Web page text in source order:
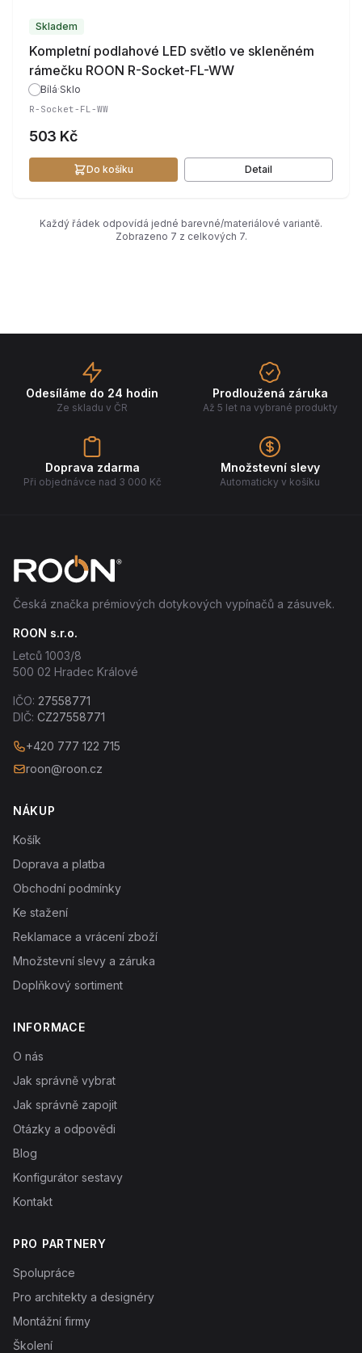
Skladem
Kompletní podlahové LED světlo ve skleněném
rámečku ROON R-Socket-FL-WW
Bílá·Sklo
R-Socket-FL-WW
503 Kč
Do košíku Detail
Každý řádek odpovídá jedné barevné/materiálové variantě.
Zobrazeno 7 z celkových 7.
Odesíláme do 24 hodin
Ze skladu v ČR
Prodloužená záruka
Až 5 let na vybrané produkty
Doprava zdarma
Při objednávce nad 3 000 Kč
Množstevní slevy
Automaticky v košíku
Česká značka prémiových dotykových vypínačů a zásuvek.
ROON s.r.o.
Letců 1003/8
500 02 Hradec Králové
IČO: 27558771
DIČ: CZ27558771
+420 777 122 715
roon@roon.cz
NÁKUP
Košík
Doprava a platba
Obchodní podmínky
Ke stažení
Reklamace a vrácení zboží
Množstevní slevy a záruka
Doplňkový sortiment
INFORMACE
O nás
Jak správně vybrat
Jak správně zapojit
Otázky a odpovědi
Blog
Konfigurátor sestavy
Kontakt
PRO PARTNERY
Spolupráce
Pro architekty a designéry
Montážní firmy
Školení